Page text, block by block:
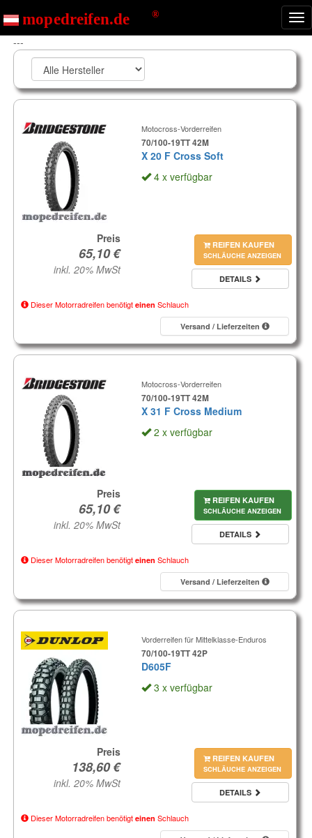
---
Motocross-Vorderreifen
70/100-19TT 42M
X 20 F Cross Soft
4 x verfügbar
Preis
inkl. 20% MwSt
REIFEN KAUFEN
SCHLÄUCHE ANZEIGEN
DETAILS
Dieser Motorradreifen benötigt einen Schlauch
Versand / Lieferzeiten
Motocross-Vorderreifen
70/100-19TT 42M
X 31 F Cross Medium
2 x verfügbar
Preis
inkl. 20% MwSt
REIFEN KAUFEN
SCHLÄUCHE ANZEIGEN
DETAILS
Dieser Motorradreifen benötigt einen Schlauch
Versand / Lieferzeiten
Vorderreifen für Mittelklasse-Enduros
70/100-19TT 42P
D605F
3 x verfügbar
Preis
inkl. 20% MwSt
REIFEN KAUFEN
SCHLÄUCHE ANZEIGEN
DETAILS
Dieser Motorradreifen benötigt einen Schlauch